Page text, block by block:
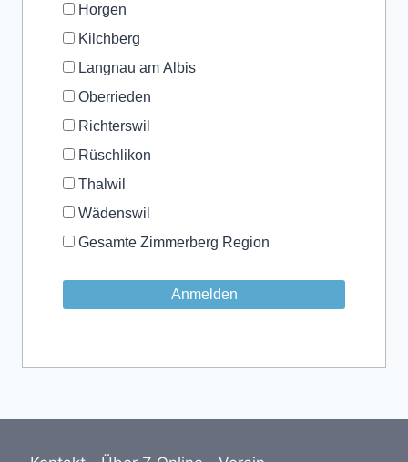
Horgen
Kilchberg
Langnau am Albis
Oberrieden
Richterswil
Rüschlikon
Thalwil
Wädenswil
Gesamte Zimmerberg Region